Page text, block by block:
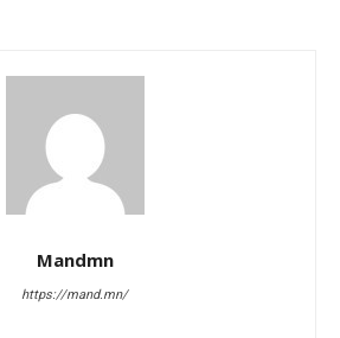
Mandmn
https://mand.mn/